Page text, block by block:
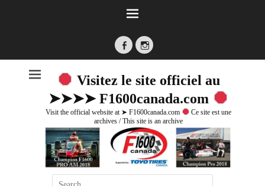
FacebookInstagram
Visitez le site officiel au
➤➤➤➤ F1600canada.com
Visit the official website at ➤ F1600canada.com
Ce site est une
archives / This site is an archive
Search